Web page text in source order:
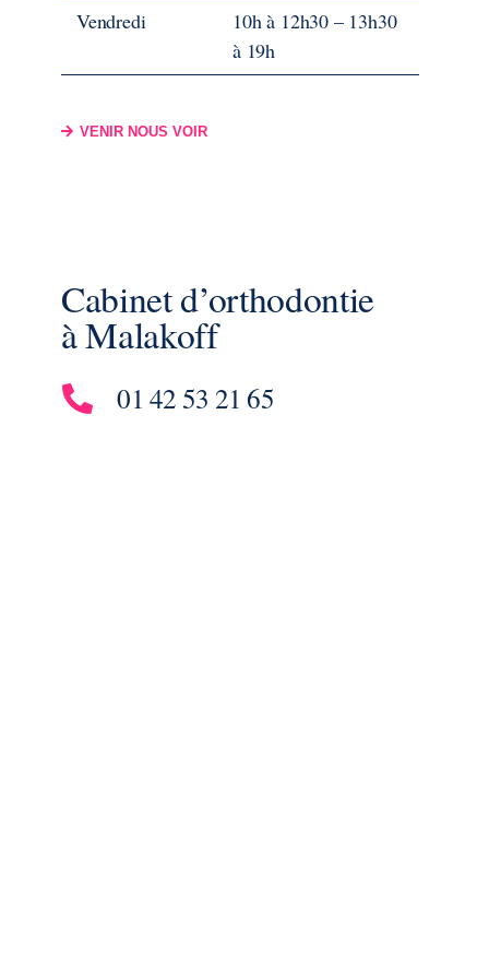
Vendredi
10h à 12h30 – 13h30
à 19h
VENIR NOUS VOIR
Cabinet d’orthodontie
à Malakoff
01 42 53 21 65